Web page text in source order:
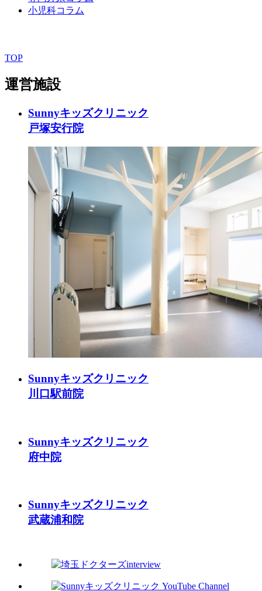
小児科コラム
TOP
運営施設
Sunnyキッズクリニック
戸塚安行院
Sunnyキッズクリニック
川口駅前院
Sunnyキッズクリニック
府中院
Sunnyキッズクリニック
武蔵浦和院